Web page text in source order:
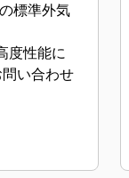
標準外気
度性能に
い合わせ